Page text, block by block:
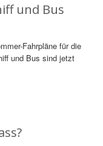
und Bus
Fahrpläne für die
und Bus sind jetzt